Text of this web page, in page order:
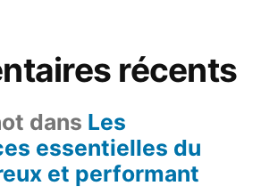
récents
dans Les
essentielles du
et performant